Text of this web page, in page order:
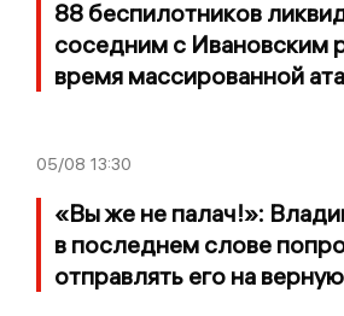
88 беспилотников
соседним с Ивановским
время массированной
05/08 13:30
«Вы же не палач!»:
в последнем слове
отправлять его на